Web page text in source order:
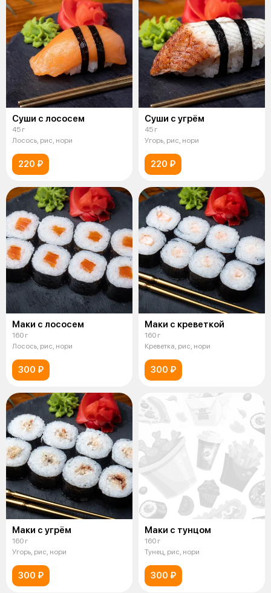
Суши с лососем
45 г
Лосось, рис, нори
220 ₽
Суши с угрём
45 г
Угорь, рис, нори
220 ₽
Маки с лососем
160 г
Лосось, рис, нори
300 ₽
Маки с креветкой
160 г
Креветка, рис, нори
300 ₽
Маки с угрём
160 г
Угорь, рис, нори
300 ₽
Маки с тунцом
160 г
Тунец, рис, нори
300 ₽